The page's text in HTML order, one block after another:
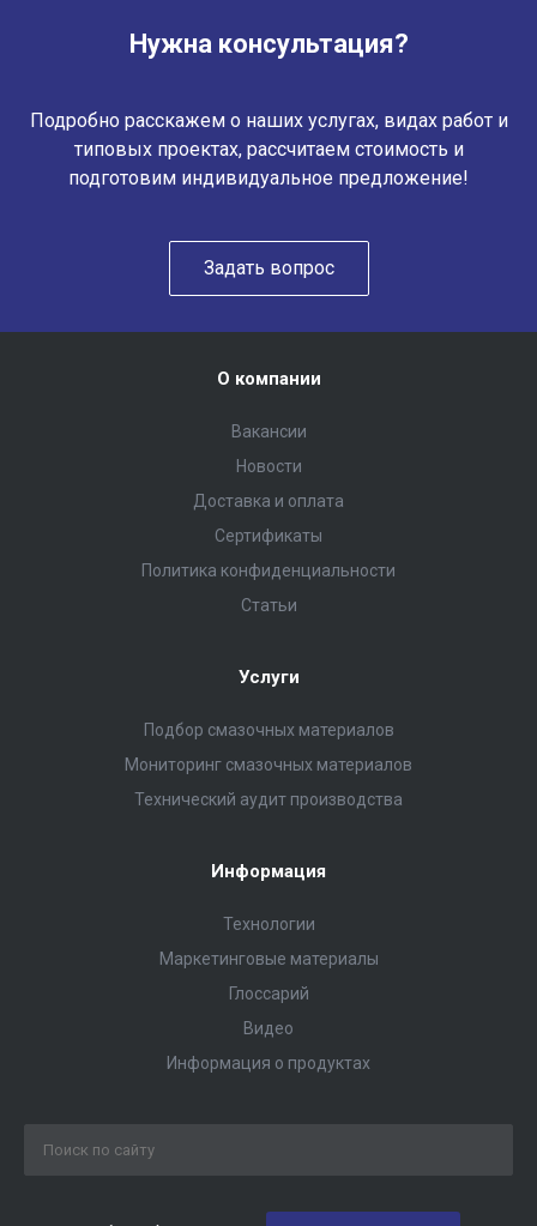
Нужна консультация?
Подробно расскажем о наших услугах, видах работ и
типовых проектах, рассчитаем стоимость и
подготовим индивидуальное предложение!
Задать вопрос
О компании
Вакансии
Новости
Доставка и оплата
Сертификаты
Политика конфиденциальности
Статьи
Услуги
Подбор смазочных материалов
Мониторинг смазочных материалов
Технический аудит производства
Информация
Технологии
Маркетинговые материалы
Глоссарий
Видео
Информация о продуктах